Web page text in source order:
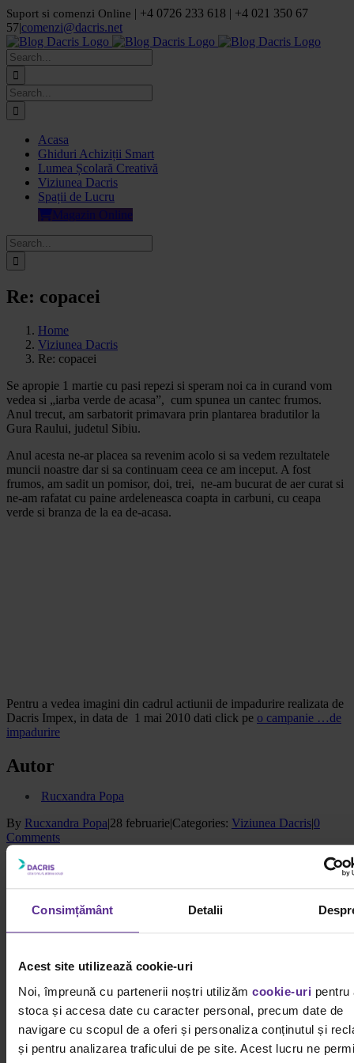
Consimțământ Detalii
Acest site utilizează cookie-uri
Noi, împreună cu partenerii noștri utilizăm cookie-uri pentru
stoca și accesa date cu caracter personal, precum date de
navigare cu scopul de a oferi și personaliza conținutul și
și pentru analizarea traficului de pe site. Acest lucru ne
Skip
to
content
Suport si comenzi Online | +4 0726 233 618 | +4 021 350 67
57|comenzi@dacris.net
Facebook
LinkedIn
YouTube
Pinterest
Search
for:
Search
for:
Acasa
Ghiduri Achiziții Smart
Lumea Școlară Creativă
Viziunea Dacris
Spații de Lucru
Magazin Online
Search
for:
Re: copacei
Home
Viziunea Dacris
Re: copacei
Se apropie 1 martie cu pasi repezi si speram noi ca in curand vom
vedea si „iarba verde de acasa”, cum spunea un cantec frumos.
Anul trecut, am sarbatorit primavara prin plantarea bradutilor la
Gura Raului, judetul Sibiu.
Anul acesta ne-ar placea sa revenim acolo si sa vedem rezultatele
muncii noastre dar si sa continuam ceea ce am inceput. A fost
frumos, am sadit un pomisor, doi, trei, ne-am bucurat de aer curat si
ne-am rafatat cu paine ardeleneasca coapta in carbuni, cu ceapa
verde si branza de la ea de-acasa.
Pentru a vedea imagini din cadrul actiunii de impadurire realizata de
Dacris Impex, in data de 1 mai 2010 dati click pe o campanie …de
impadurire
Autor
Rucxandra Popa
By Rucxandra Popa|28 februarie|Categories: Viziunea Dacris|0
Comments
Facebook
WhatsApp
Email
Related Posts
Ce idei de afaceri pentru femei poți începe de acasă: ghid
15 mai
PERIOD AT WORK: Despre demnitate, infrastructură și curajul de